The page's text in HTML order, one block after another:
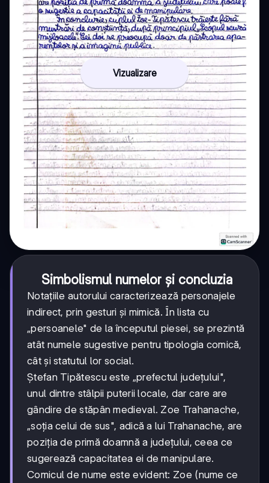
Vizualizare
Simbolismul numelor și concluzia
Notațiile autorului caracterizează personajele
indirect, prin gesturi și mimică. În lista cu
„persoanele" de la începutul piesei, se prezintă
atât numele sugestive pentru tipologia comică,
cât și statutul lor social.
Ștefan Tipătescu este „prefectul județului",
unul dintre stâlpii puterii locale, dar care are
gândire de stăpân medieval. Zoe Trahanache,
„soția celui de sus", adică a lui Trahanache, are
poziția de primă doamnă a județului, ceea ce
sugerează capacitatea ei de manipulare.
Comicul de nume este evident: Zoe (nume ce